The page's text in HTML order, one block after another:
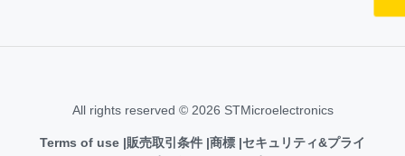
All rights reserved © 2026 STMicroelectronics
Terms of use 販売取引条件 商標 セキュリティ&プライ